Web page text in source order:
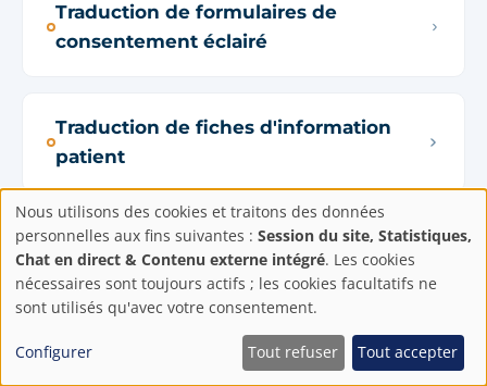
Traduction de formulaires de
consentement éclairé
Traduction de fiches d'information
patient
Traduction d'avertissements de
sécurité
Localisation SaaS pour le secteur de la
Paramètres
de
confidentialité
Nous utilisons des cookies et traitons des données
personnelles aux fins suivantes : Session du site, Statistiques,
Chat en direct & Contenu externe intégré. Les cookies
nécessaires sont toujours actifs ; les cookies facultatifs ne
sont utilisés qu'avec votre consentement.
Configurer Tout refuser Tout accepter